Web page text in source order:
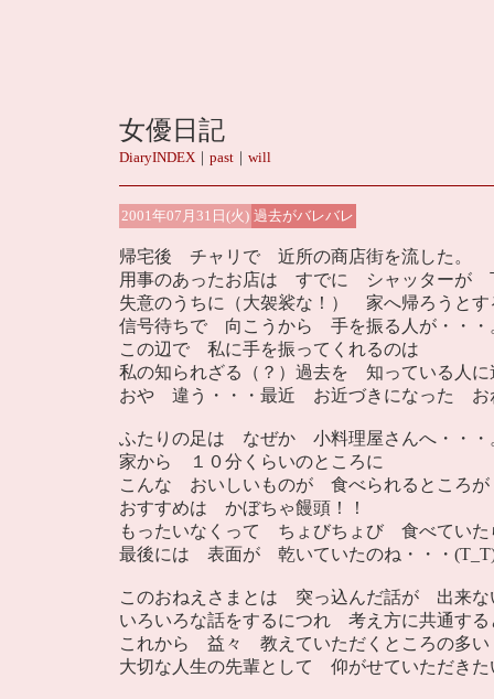
女優日記
DiaryINDEX｜ past｜ will
2001年07月31日(火) 過去がバレバレ
帰宅後 チャリで 近所の商店街を流した。
用事のあったお店は すでに シャッターが
失意のうちに（大袈裟な！） 家へ帰ろうとす
信号待ちで 向こうから 手を振る人が・・・
この辺で 私に手を振ってくれるのは
私の知られざる（？）過去を 知っている人に
おや 違う・・・最近 お近づきになった お
ふたりの足は なぜか 小料理屋さんへ・・・
家から １０分くらいのところに
こんな おいしいものが 食べられるところ
おすすめは かぼちゃ饅頭！！
もったいなくって ちょびちょび 食べていた
最後には 表面が 乾いていたのね・・・
このおねえさまとは 突っ込んだ話が 出来な
いろいろな話をするにつれ 考え方に共通する
これから 益々 教えていただくところの多い
大切な人生の先輩として 仰がせていただきた